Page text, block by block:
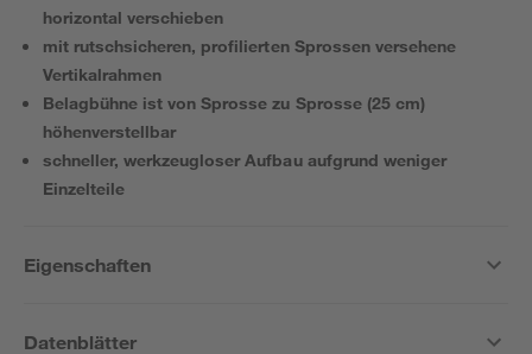
horizontal verschieben
mit rutschsicheren, profilierten Sprossen versehene
Vertikalrahmen
Belagbühne ist von Sprosse zu Sprosse (25 cm)
höhenverstellbar
schneller, werkzeugloser Aufbau aufgrund weniger
Einzelteile
Eigenschaften
Datenblätter